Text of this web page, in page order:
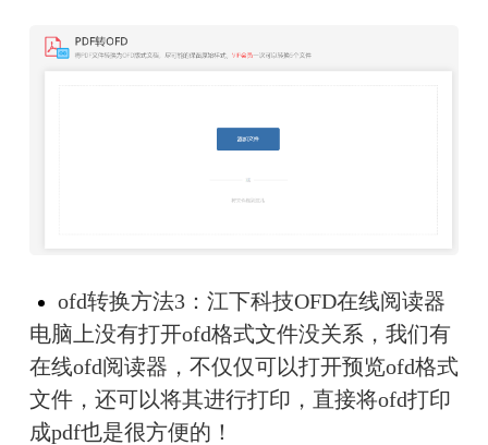
ofd转换方法3：江下科技OFD在线阅读器
电脑上没有打开ofd格式文件没关系，我们有
在线ofd阅读器，不仅仅可以打开预览ofd格式
文件，还可以将其进行打印，直接将ofd打印
成pdf也是很方便的！